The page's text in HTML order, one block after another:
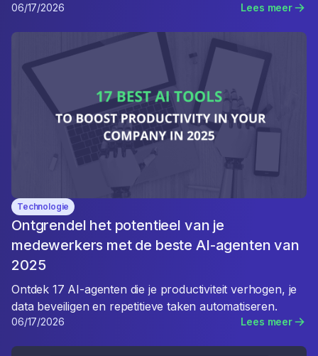
06/17/2026 Lees meer
Technologie
Ontgrendel het potentieel van je
medewerkers met de beste AI-agenten van
2025
Ontdek 17 AI-agenten die je productiviteit verhogen, je
data beveiligen en repetitieve taken automatiseren.
06/17/2026 Lees meer